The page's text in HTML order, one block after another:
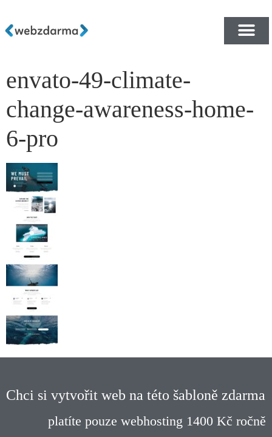
envato-49-climate-
change-awareness-home-
6-pro
Chci si vytvořit web na této šabloně zdarma
platíte pouze webhosting 1400 Kč ročně